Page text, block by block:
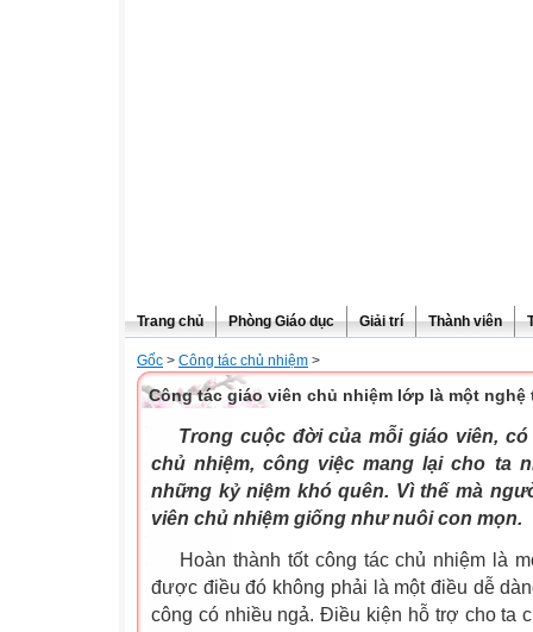
Trang chủ Phòng Giáo dục Giải trí Thành viên
Gốc > Công tác chủ nhiệm >
Công tác giáo viên chủ nhiệm lớp là một nghệ
Trong cuộc đời của mỗi giáo viên, có
chủ nhiệm, công việc mang lại cho ta
những kỷ niệm khó quên. Vì thế mà
viên chủ nhiệm giống như nuôi con mọn.
Hoàn thành tốt công tác chủ nhiệm là
được điều đó không phải là một điều dễ
công có nhiều ngả. Điều kiện hỗ trợ cho ta